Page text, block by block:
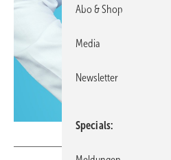
Abo & Shop
Media
Newsletter
Specials